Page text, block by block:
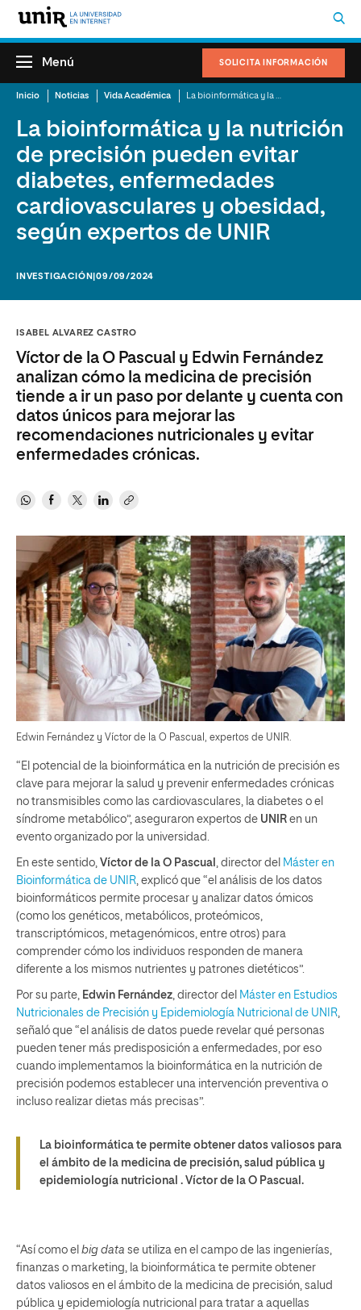
SOLICITA INFORMACIÓN
Menú
Inicio Noticias Vida Académica
La bioinformática y la nutrición
de precisión pueden evitar
diabetes, enfermedades
cardiovasculares y obesidad,
según expertos de UNIR
INVESTIGACIÓN |09/09/2024
ISABEL ALVAREZ CASTRO
Víctor de la O Pascual y Edwin Fernández
analizan cómo la medicina de precisión
tiende a ir un paso por delante y cuenta con
datos únicos para mejorar las
recomendaciones nutricionales y evitar
enfermedades crónicas.
Edwin Fernández y Víctor de la O Pascual, expertos de UNIR.
“El potencial de la bioinformática en la nutrición de precisión es
clave para mejorar la salud y prevenir enfermedades crónicas
no transmisibles como las cardiovasculares, la diabetes o el
síndrome metabólico”, aseguraron expertos de UNIR en un
evento organizado por la universidad.
En este sentido, Víctor de la O Pascual , director del Máster en
Bioinformática de UNIR , explicó que “el análisis de los datos
bioinformáticos permite procesar y analizar datos ómicos
(como los genéticos, metabólicos, proteómicos,
transcriptómicos, metagenómicos, entre otros) para
comprender cómo los individuos responden de manera
diferente a los mismos nutrientes y patrones dietéticos”.
Por su parte, Edwin Fernández , director del Máster en Estudios
Nutricionales de Precisión y Epidemiología Nutricional de UNIR
señaló que “el análisis de datos puede revelar qué personas
pueden tener más predisposición a enfermedades, por eso
cuando implementamos la bioinformática en la nutrición de
precisión podemos establecer una intervención preventiva o
incluso realizar dietas más precisas”.
La bioinformática te permite obtener datos valiosos para
el ámbito de la medicina de precisión, salud pública y
epidemiología nutricional . Víctor de la O Pascual.
“Así como el big data se utiliza en el campo de las ingenierías,
finanzas o marketing, la bioinformática te permite obtener
datos valiosos en el ámbito de la medicina de precisión, salud
pública y epidemiología nutricional para tratar a aquellas